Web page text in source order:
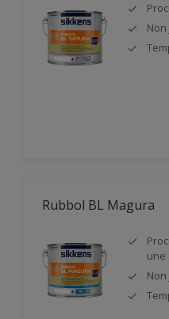
Rubbol BL Magura
une